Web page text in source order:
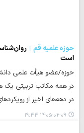
حوزه علمیه قم
است
حوزه/عضو هیأت علمی
در همه مکاتب تربیتی
در دهه‌های اخیر از
۱۴۰۵-۰۲-۰۹ ۱۹:۴۴